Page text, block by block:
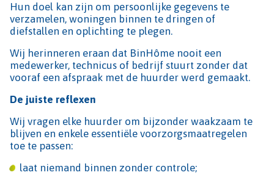
Hun doel kan zijn om persoonlijke gegevens te
verzamelen, woningen binnen te dringen of
diefstallen en oplichting te plegen.
Wij herinneren eraan dat BinHôme nooit een
medewerker, technicus of bedrijf stuurt zonder dat
vooraf een afspraak met de huurder werd gemaakt.
De juiste reflexen
Wij vragen elke huurder om bijzonder waakzaam te
blijven en enkele essentiële voorzorgsmaatregelen
toe te passen:
laat niemand binnen zonder controle;